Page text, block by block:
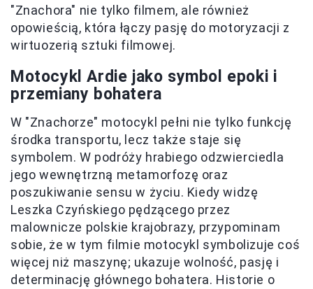
"Znachora" nie tylko filmem, ale również
opowieścią, która łączy pasję do motoryzacji z
wirtuozerią sztuki filmowej.
Motocykl Ardie jako symbol epoki i
przemiany bohatera
W "Znachorze" motocykl pełni nie tylko funkcję
środka transportu, lecz także staje się
symbolem. W podróży hrabiego odzwierciedla
jego wewnętrzną metamorfozę oraz
poszukiwanie sensu w życiu. Kiedy widzę
Leszka Czyńskiego pędzącego przez
malownicze polskie krajobrazy, przypominam
sobie, że w tym filmie motocykl symbolizuje coś
więcej niż maszynę; ukazuje wolność, pasję i
determinację głównego bohatera. Historie o